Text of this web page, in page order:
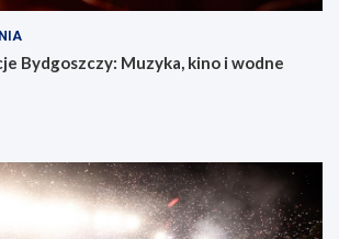
Bydgoszczy: Muzyka, kino i wodne